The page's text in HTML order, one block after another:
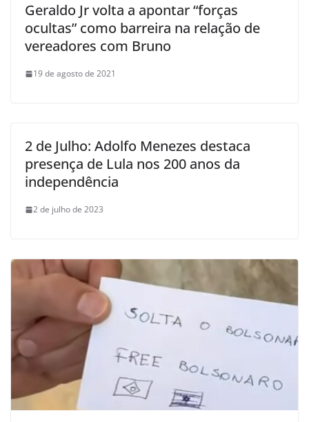
Geraldo Jr volta a apontar “forças
ocultas” como barreira na relação de
vereadores com Bruno
19 de agosto de 2021
2 de Julho: Adolfo Menezes destaca
presença de Lula nos 200 anos da
independência
2 de julho de 2023